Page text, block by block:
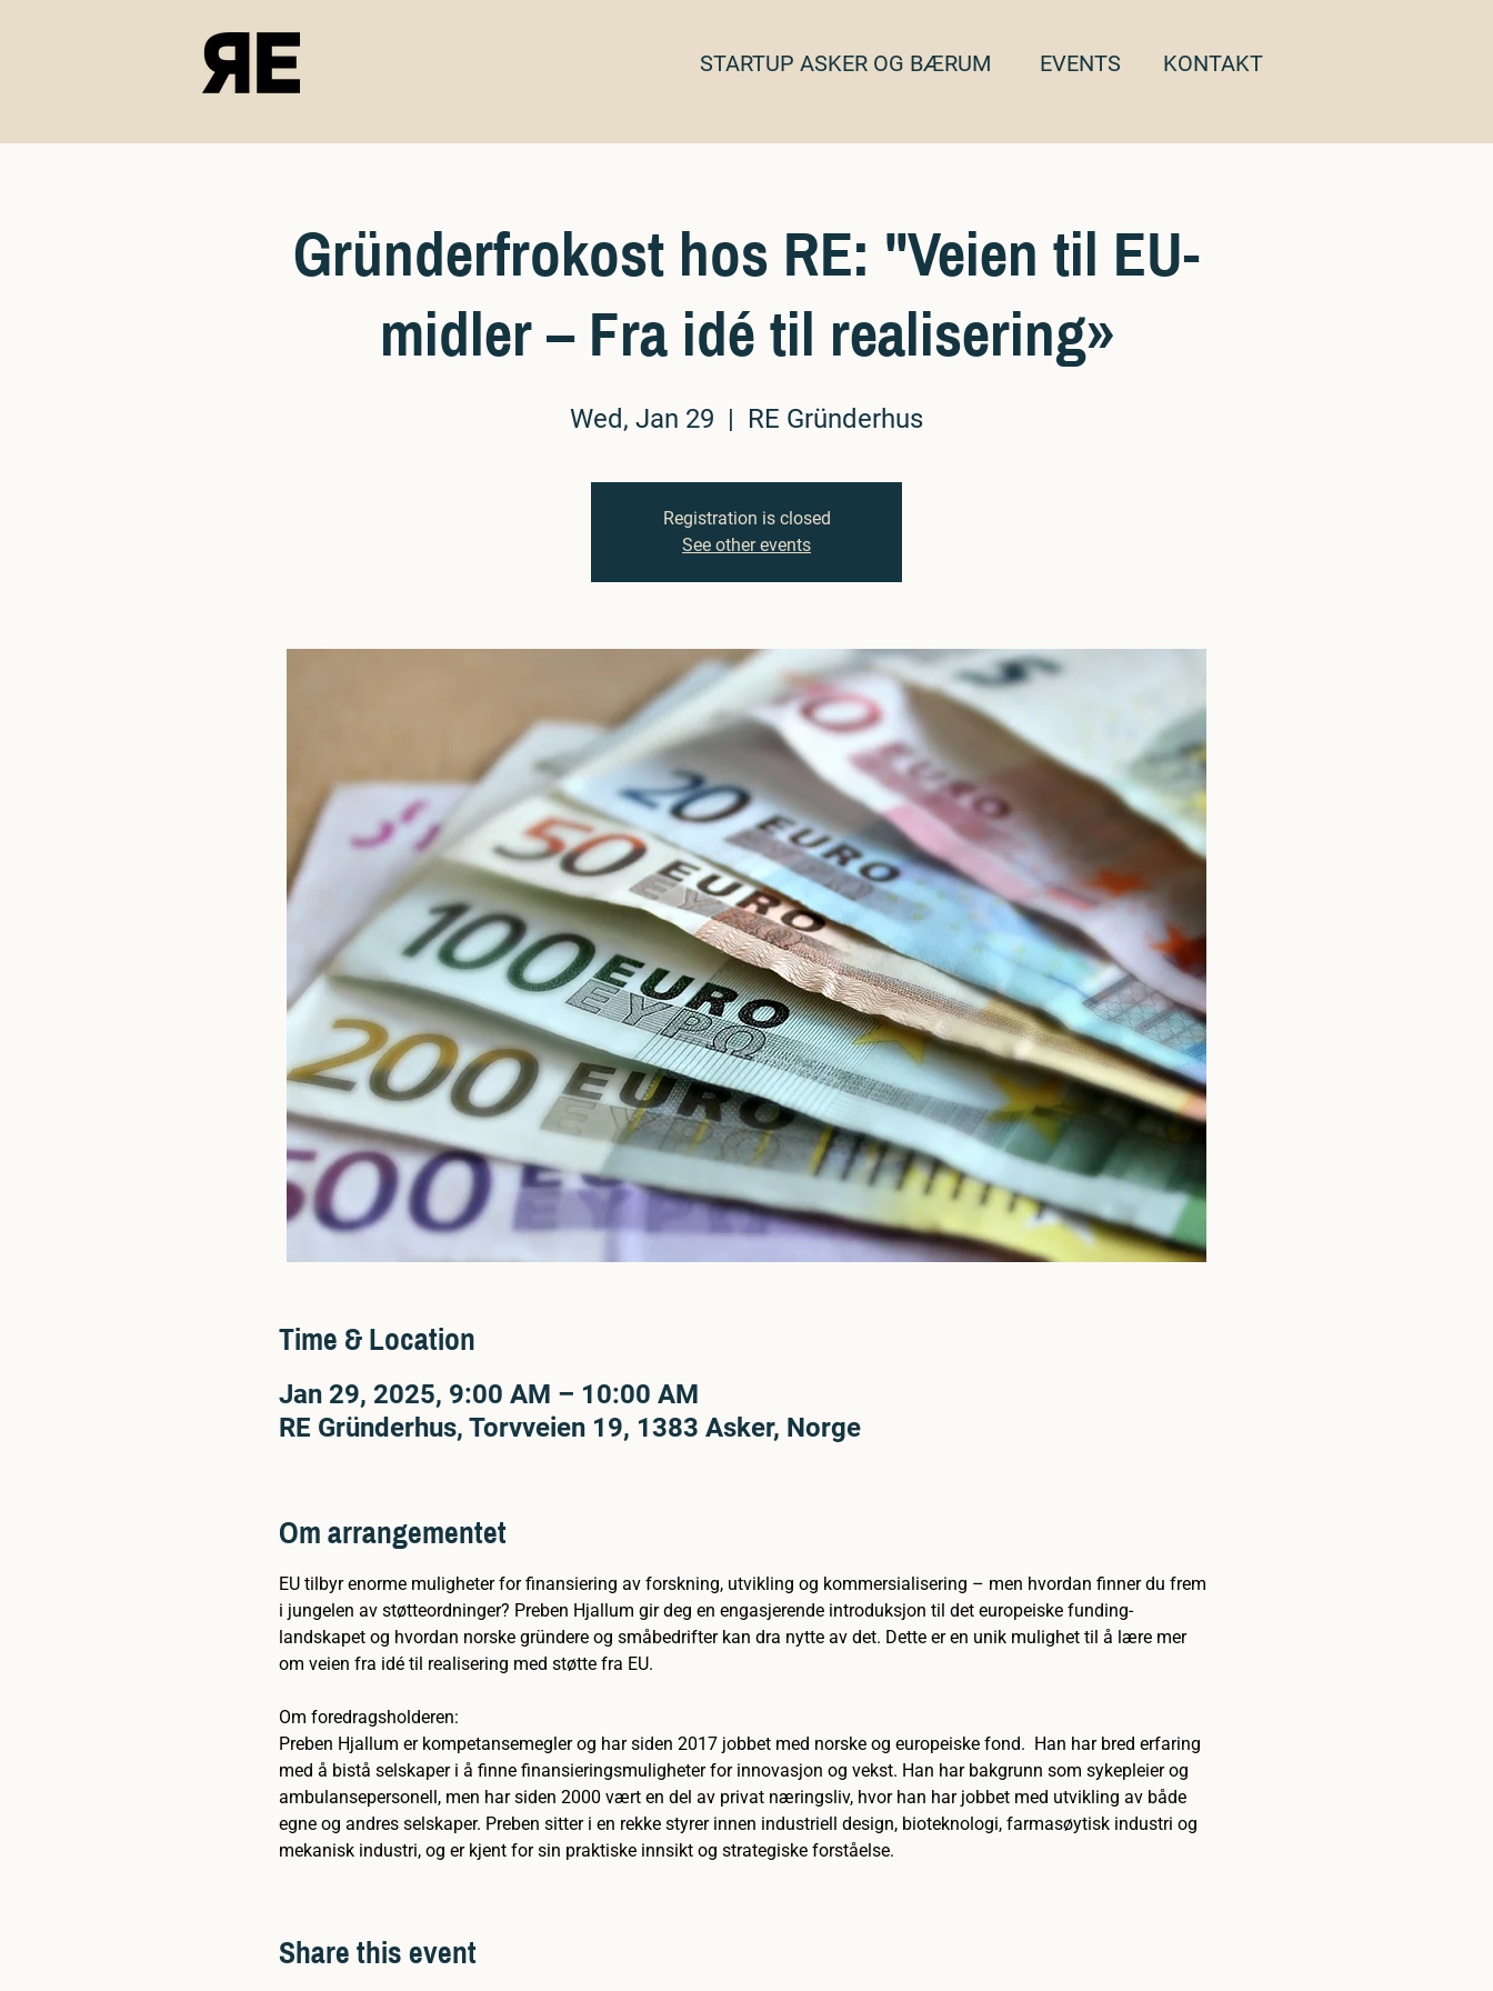
STARTUP ASKER OG BÆRUM EVENTS KONTAKT
Gründerfrokost hos RE: "Veien til EU-
midler – Fra idé til realisering»
Wed, Jan 29
  |
RE Gründerhus
Registration is closed
See other events
Time & Location
Jan 29, 2025, 9:00 AM – 10:00 AM
RE Gründerhus, Torvveien 19, 1383 Asker, Norge
Om arrangementet
EU tilbyr enorme muligheter for finansiering av forskning, utvikling og kommersialisering – men hvordan finner du frem
i jungelen av støtteordninger? Preben Hjallum gir deg en engasjerende introduksjon til det europeiske funding-
landskapet og hvordan norske gründere og småbedrifter kan dra nytte av det. Dette er en unik mulighet til å lære mer
om veien fra idé til realisering med støtte fra EU.
Om foredragsholderen:
Preben Hjallum er kompetansemegler og har siden 2017 jobbet med norske og europeiske fond.  Han har bred erfaring
med å bistå selskaper i å finne finansieringsmuligheter for innovasjon og vekst. Han har bakgrunn som sykepleier og
ambulansepersonell, men har siden 2000 vært en del av privat næringsliv, hvor han har jobbet med utvikling av både
egne og andres selskaper. Preben sitter i en rekke styrer innen industriell design, bioteknologi, farmasøytisk industri og
mekanisk industri, og er kjent for sin praktiske innsikt og strategiske forståelse.
Share this event